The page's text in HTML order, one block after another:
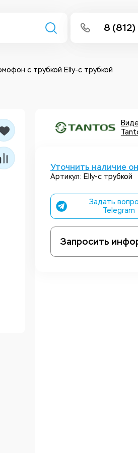
8 (812)
Написать
с трубкой Elly-с трубкой
Уточнить наличие
Артикул: Elly-с трубкой
Задать
Telegram
Запросить